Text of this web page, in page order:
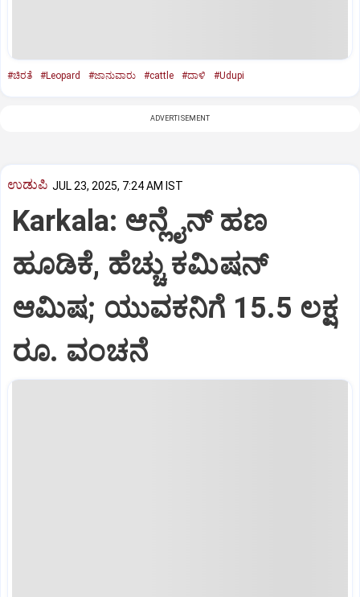
#ಚಿರತೆ #Leopard #ಜಾನುವಾರು #cattle #ದಾಳಿ #Udupi
ADVERTISEMENT
ಉಡುಪಿ JUL 23, 2025, 7:24 AM IST
Karkala: ಆನ್ಲೈನ್‌ ಹಣ
ಹೂಡಿಕೆ, ಹೆಚ್ಚು ಕಮಿಷನ್‌
ಆಮಿಷ; ಯುವಕನಿಗೆ 15.5 ಲಕ್ಷ
ರೂ. ವಂಚನೆ